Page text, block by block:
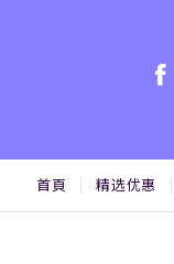
首頁 精选优惠